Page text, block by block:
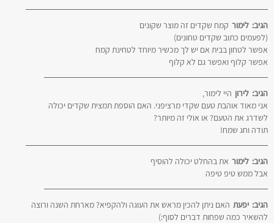
לימור הגיב:
קמח שקדים זה מוצר שקונים
(לפעמים כתוב שקדים טחונים)
אפשר לטחון בבית אם יש לך מכשיר מיוחד לטחינת קמח
אפשר קלוף ואפשר גם לא קלוף
לירון הגיב:
היי לימור,
אני מאוד אוהבת טעם שקדי מרציפני. האם הוספת תמצית שקדים יכולה
לשדרג את הטעם? או אולי זה מיותר?
תודה וחג שמח!
לימור הגיב:
את בהחלט יכולה להוסיף
אבל ממש טיפ טיפה
יפעת הגיב:
האם ניתן להכין מראש את העוגה ולהקפיא? מארחת השנה ורוצה
להשאיר כמה שפחות דברים לסוף:)